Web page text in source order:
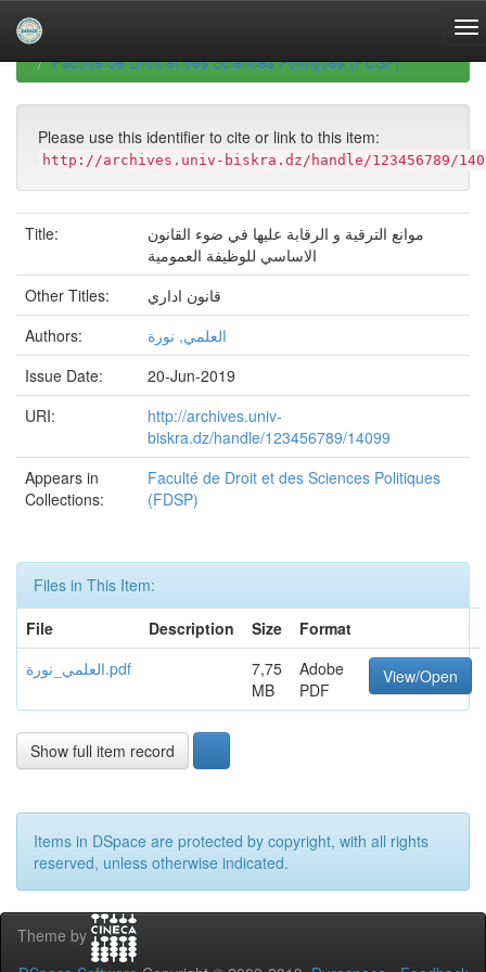
navigationUniversity of Biskra Repository
Faculté de Droit et des Sciences Politiques (FDSP)
Please use this identifier to cite or link to this item:
http://archives.univ-biskra.dz/handle/123456789/
Title:
موانع الترقية و الرقابة عليها في ضوء القانون
الاساسي للوظيفة العمومية
Other Titles:
قانون اداري
Authors:
العلمي, نورة
Issue Date:
20-Jun-2019
URI:
http://archives.univ-
biskra.dz/handle/123456789/14099
Appears in
Collections:
Faculté de Droit et des Sciences Politiques
(FDSP)
Files in This Item:
File
Description Size
Format
العلمي_نورة.pdf
7,75
MB
Adobe
PDF
View/Open
Show full item record
Items in DSpace are protected by copyright, with all rights
reserved, unless otherwise indicated.
Theme by